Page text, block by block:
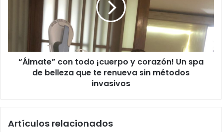
ó
h
c
¡
“Álmate” con todo ¡cuerpo y corazón! Un spa
de belleza que te renueva sin métodos
invasivos
Artículos relacionados